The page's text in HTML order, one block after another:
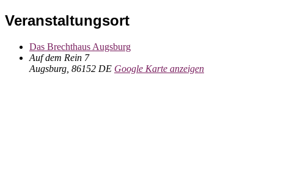
Veranstaltungsort
Das Brechthaus Augsburg
Auf dem Rein 7
Augsburg 86152 DE Google Karte anzeigen